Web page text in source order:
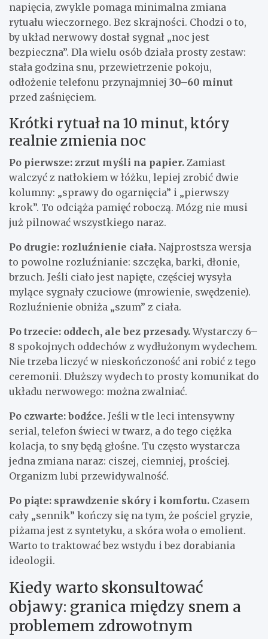
napięcia, zwykle pomaga minimalna zmiana
rytuału wieczornego. Bez skrajności. Chodzi o to,
by układ nerwowy dostał sygnał „noc jest
bezpieczna”. Dla wielu osób działa prosty zestaw:
stała godzina snu, przewietrzenie pokoju,
odłożenie telefonu przynajmniej 30–60 minut
przed zaśnięciem.
Krótki rytuał na 10 minut, który
realnie zmienia noc
Po pierwsze: zrzut myśli na papier. Zamiast
walczyć z natłokiem w łóżku, lepiej zrobić dwie
kolumny: „sprawy do ogarnięcia” i „pierwszy
krok”. To odciąża pamięć roboczą. Mózg nie musi
już pilnować wszystkiego naraz.
Po drugie: rozluźnienie ciała. Najprostsza wersja
to powolne rozluźnianie: szczęka, barki, dłonie,
brzuch. Jeśli ciało jest napięte, częściej wysyła
mylące sygnały czuciowe (mrowienie, swędzenie).
Rozluźnienie obniża „szum” z ciała.
Po trzecie: oddech, ale bez przesady.Wystarczy 6–
8 spokojnych oddechów z wydłużonym wydechem.
Nie trzeba liczyć w nieskończoność ani robić z tego
ceremonii. Dłuższy wydech to prosty komunikat do
układu nerwowego: można zwalniać.
Po czwarte: bodźce. Jeśli w tle leci intensywny
serial, telefon świeci w twarz, a do tego ciężka
kolacja, to sny będą głośne. Tu często wystarcza
jedna zmiana naraz: ciszej, ciemniej, prościej.
Organizm lubi przewidywalność.
Po piąte: sprawdzenie skóry i komfortu. Czasem
cały „sennik” kończy się na tym, że pościel gryzie,
piżama jest z syntetyku, a skóra woła o emolient.
Warto to traktować bez wstydu i bez dorabiania
ideologii.
Kiedy warto skonsultować
objawy: granica między snem a
problemem zdrowotnym